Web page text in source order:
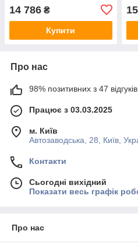
14 786 ₴
Купити
Про нас
98% позитивних з 47 відгуків
Працює з 03.03.2025
м. Київ
Автозаводська, 28, Київ,
Контакти
Сьогодні вихідний
Показати весь графік
Про нас